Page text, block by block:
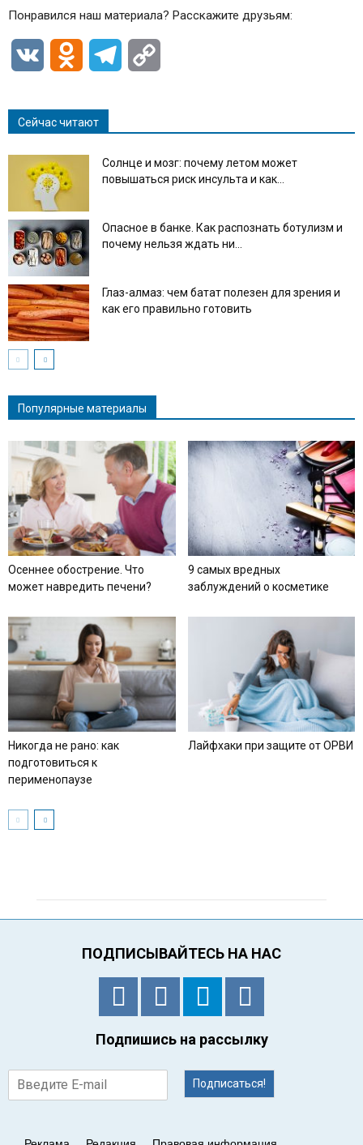
Понравился наш материала? Расскажите друзьям:
VK Odnoklassniki
Telegram
Сейчас читают
Солнце и мозг: почему летом может
повышаться риск инсульта и как...
Опасное в банке. Как распознать ботулизм и
почему нельзя ждать ни...
Глаз-алмаз: чем батат полезен для зрения и
как его правильно готовить
Популярные материалы
Осеннее обострение. Что
может навредить печени?
9 самых вредных
заблуждений о косметике
Никогда не рано: как
подготовиться к
перименопаузе
Лайфхаки при защите от ОРВИ
ПОДПИСЫВАЙТЕСЬ НА НАС
Подпишись на рассылку
Подписаться!